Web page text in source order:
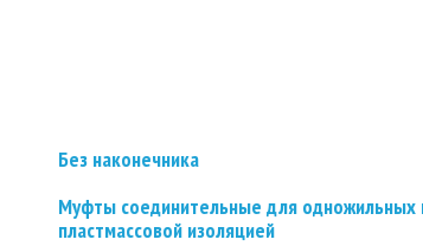
Без наконечника
Муфты соединительные для одножильных
пластмассовой изоляцией